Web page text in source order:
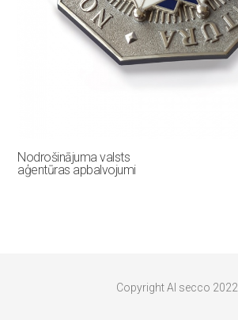
Nodrošinājuma valsts
aģentūras apbalvojumi
Copyright Al secco 2022